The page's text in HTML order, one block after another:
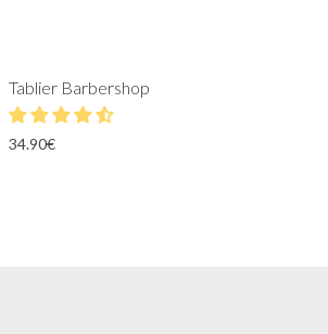
Tablier Barbershop
34.90€